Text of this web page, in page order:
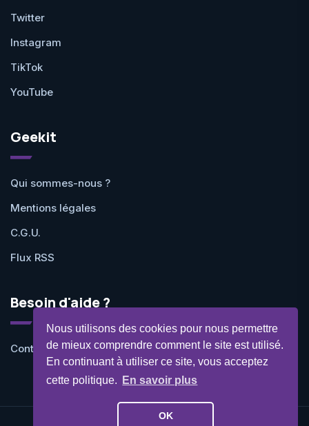
Nous utilisons des cookies pour nous permettre
de mieux comprendre comment le site est utilisé.
En continuant à utiliser ce site, vous acceptez
cette politique.
En savoir plus
OK
Twitter
Instagram
TikTok
YouTube
Geekit
Qui sommes-nous ?
Mentions légales
C.G.U.
Flux RSS
Besoin d'aide ?
Contactez-nous